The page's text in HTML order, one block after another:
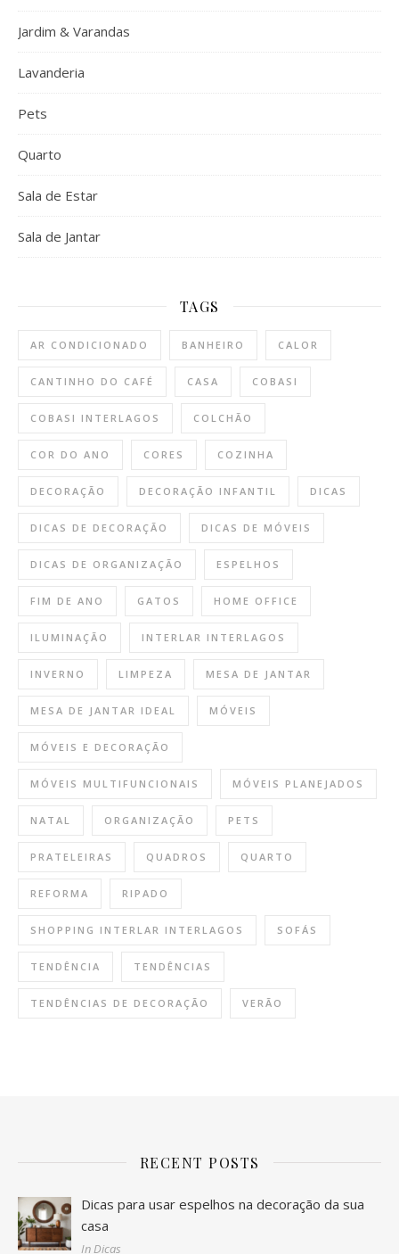
Jardim & Varandas
Lavanderia
Pets
Quarto
Sala de Estar
Sala de Jantar
TAGS
AR CONDICIONADO BANHEIRO CALOR
CANTINHO DO CAFÉ CASA COBASI
COBASI INTERLAGOS COLCHÃO
COR DO ANO CORES COZINHA
DECORAÇÃO DECORAÇÃO INFANTIL DICAS
DICAS DE DECORAÇÃO DICAS DE MÓVEIS
DICAS DE ORGANIZAÇÃO ESPELHOS
FIM DE ANO GATOS HOME OFFICE
ILUMINAÇÃO INTERLAR INTERLAGOS
INVERNO LIMPEZA MESA DE JANTAR
MESA DE JANTAR IDEAL MÓVEIS
MÓVEIS E DECORAÇÃO
MÓVEIS MULTIFUNCIONAIS MÓVEIS PLANEJADOS
NATAL ORGANIZAÇÃO PETS
PRATELEIRAS QUADROS QUARTO
REFORMA RIPADO
SHOPPING INTERLAR INTERLAGOS SOFÁS
TENDÊNCIA TENDÊNCIAS
TENDÊNCIAS DE DECORAÇÃO VERÃO
RECENT POSTS
Dicas para usar espelhos na decoração da sua
casa
In Dicas